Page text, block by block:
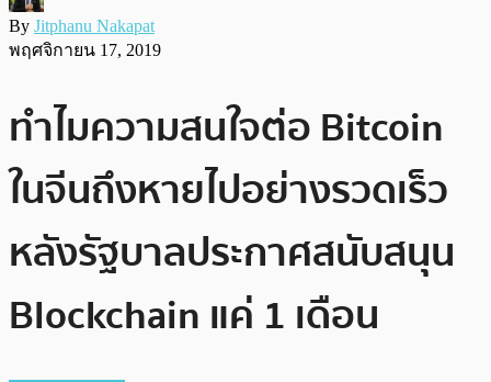
By Jitphanu Nakapat
พฤศจิกายน 17, 2019
ทำไมความสนใจต่อ Bitcoin
ในจีนถึงหายไปอย่างรวดเร็ว
หลังรัฐบาลประกาศสนับสนุน
Blockchain แค่ 1 เดือน